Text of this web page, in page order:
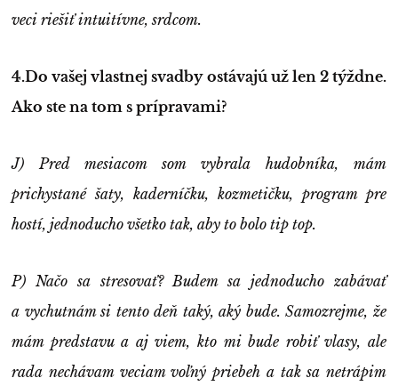
veci riešiť intuitívne, srdcom.
4.Do vašej vlastnej svadby ostávajú už len 2 týždne.
Ako ste na tom s prípravami?
J) Pred mesiacom som vybrala hudobníka, mám
prichystané šaty, kaderníčku, kozmetičku, program pre
hostí, jednoducho všetko tak, aby to bolo tip top.
P) Načo sa stresovať? Budem sa jednoducho zabávať
a vychutnám si tento deň taký, aký bude. Samozrejme, že
mám predstavu a aj viem, kto mi bude robiť vlasy, ale
rada nechávam veciam voľný priebeh a tak sa netrápim